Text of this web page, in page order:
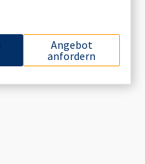
Angebot
anfordern